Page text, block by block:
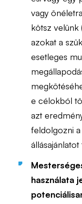
vagy
kötsz velünk
azokat a
esetleges
e célokból
azt
feldolgozni
használata